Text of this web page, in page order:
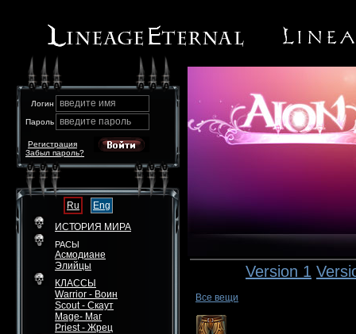
Логин введите имя
Пароль введите пароль
Забыл пароль?
Регистрация
Ru
Eng
ИСТОРИЯ МИРА
РАСЫ
Асмодиане
Элийцы
КЛАССЫ
Warrior - Воин
Scout - Скаут
Mage- Маг
Priest - Жрец
Version 1
Все вещи